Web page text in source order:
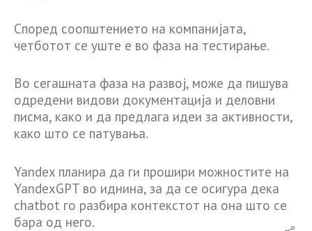
Според соопштението на компанијата,
четботот се уште е во фаза на тестирање.
Во сегашната фаза на развој, може да пишува
одредени видови документација и деловни
писма, како и да предлага идеи за активности,
како што се патувања.
Yandex планира да ги прошири можностите на
YandexGPT во иднина, за да се осигура дека
chatbot го разбира контекстот на она што се
бара од него.